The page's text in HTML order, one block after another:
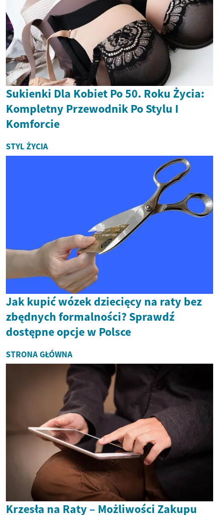
Sukienki Dla Kobiet Po 50. Roku Życia:
Kompletny Przewodnik Po Stylu I
Komforcie
STYL ŻYCIA
Jak kupić wózek dziecięcy na raty bez
zbędnych formalności? Sprawdź
dostępne opcje w Polsce
STRONA GŁÓWNA
Krzesła na Raty – Możliwości Zakupu